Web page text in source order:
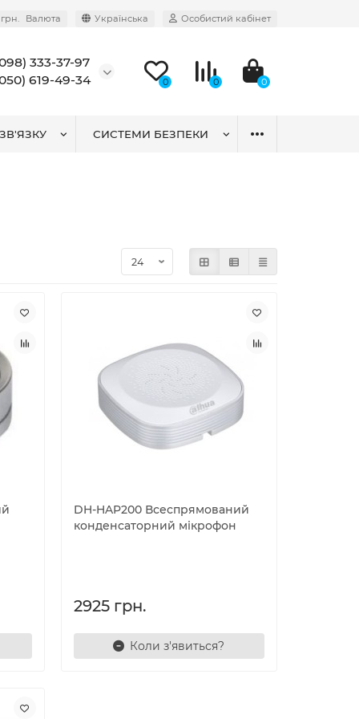
грн. Валюта Українська Особистий кабінет
333-37-97
619-49-34
0 0 0
СИСТЕМИ БЕЗПЕКИ
DH-HAP200 Всеспрямований
конденсаторний мікрофон
2925 грн.
Коли з'явиться?